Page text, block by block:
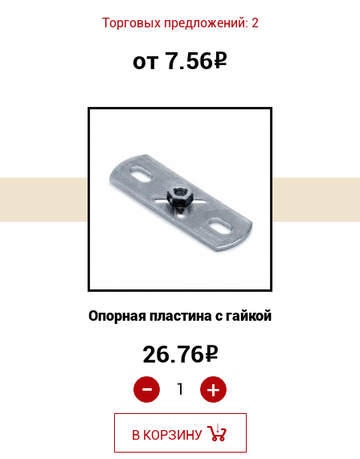
Торговых предложений: 2
от 7.56Р
Опорная пластина с гайкой
26.76Р
+
-
В КОРЗИНУ